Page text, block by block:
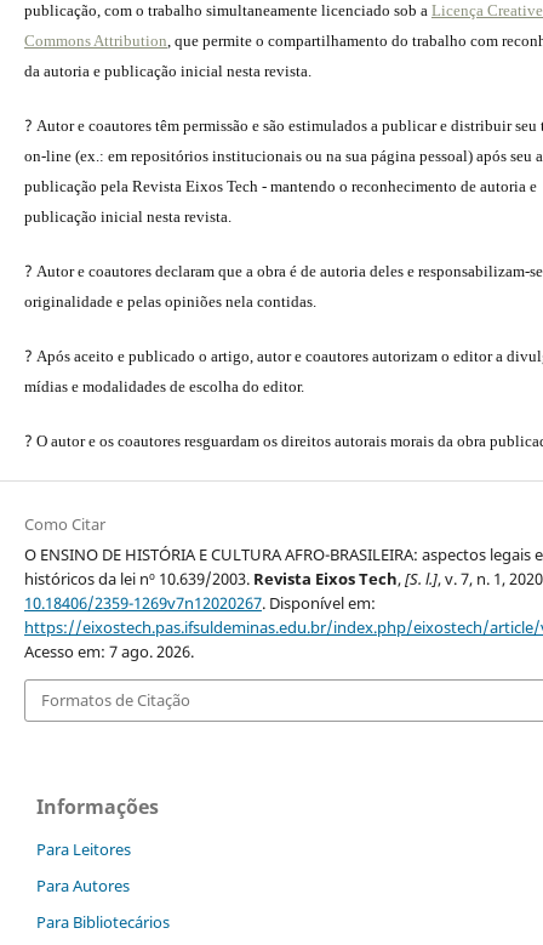
publicação, com o trabalho simultaneamente licenciado sob a Licença Creative
Commons Attribution, que permite o compartilhamento do trabalho com
da autoria e publicação inicial nesta revista.
? Autor e coautores têm permissão e são estimulados a publicar e distribuir seu
on-line (ex.: em repositórios institucionais ou na sua página pessoal) após seu
publicação pela Revista Eixos Tech - mantendo o reconhecimento de autoria e
publicação inicial nesta revista.
? Autor e coautores declaram que a obra é de autoria deles e responsabilizam-
originalidade e pelas opiniões nela contidas.
? Após aceito e publicado o artigo, autor e coautores autorizam o editor a
mídias e modalidades de escolha do editor.
? O autor e os coautores resguardam os direitos autorais morais da obra
Como Citar
O ENSINO DE HISTÓRIA E CULTURA AFRO-BRASILEIRA: aspectos legais e
históricos da lei nº 10.639/2003. Revista Eixos Tech,[S. l.], v. 7, n. 1,
10.18406/2359-1269v7n12020267. Disponível em:
https://eixostech.pas.ifsuldeminas.edu.br/index.php/eixostech/
Acesso em: 7 ago. 2026.
Formatos de Citação
Informações
Para Leitores
Para Autores
Para Bibliotecários